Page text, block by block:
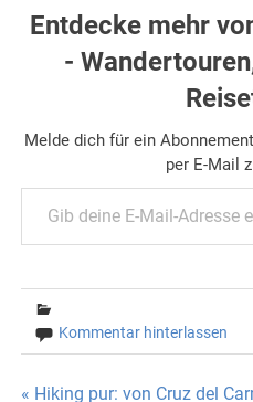
Entdecke mehr
-
Melde dich für ein
per E-Mail
Gib deine E-Mail-Adresse ein ...
Kommentar hinterlassen
« Hiking pur: von Cruz del